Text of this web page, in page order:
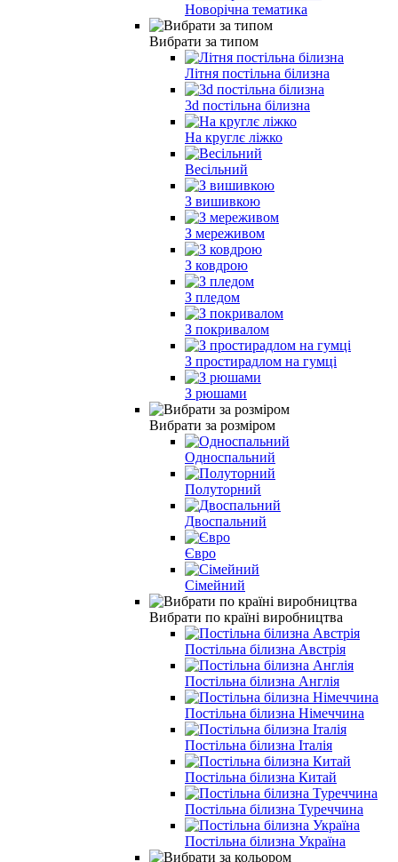
Новорічна тематика
Вибрати за типом
Літня постільна білизна
3d постільна білизна
На круглє ліжко
Весільний
З вишивкою
З мереживом
З ковдрою
З пледом
З покривалом
З простирадлом на гумці
З рюшами
Вибрати за розміром
Односпальний
Полуторний
Двоспальний
Євро
Сімейний
Вибрати по країні виробництва
Постільна білизна Австрія
Постільна білизна Англія
Постільна білизна Німеччина
Постільна білизна Італія
Постільна білизна Китай
Постільна білизна Туреччина
Постільна білизна Україна